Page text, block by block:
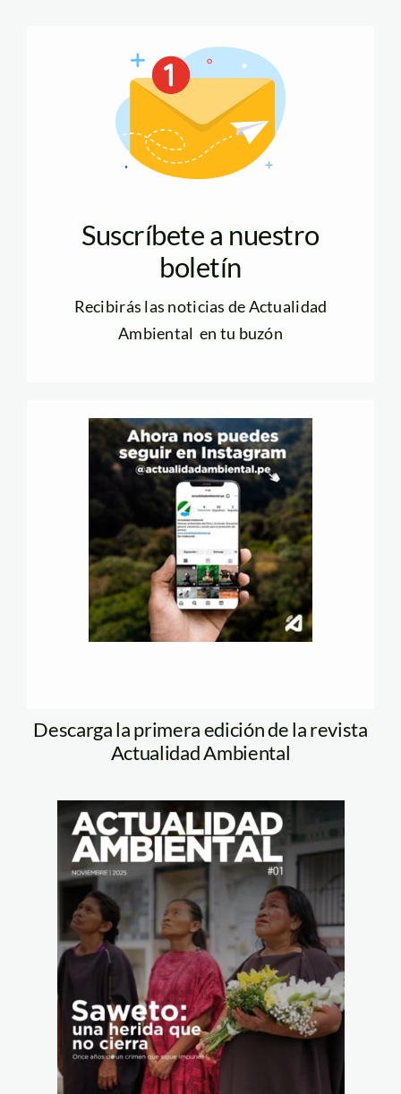
Suscríbete a nuestro
boletín
Recibirás las noticias de Actualidad
Ambiental en tu buzón
Descarga la primera edición de la revista
Actualidad Ambiental